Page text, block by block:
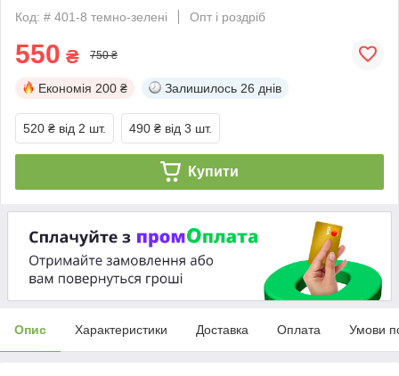
Код: # 401-8 темно-зелені
Опт і роздріб
550 ₴ 750 ₴
Економія 200 ₴ Залишилось 26 днів
520 ₴ від 2 шт. 490 ₴ від 3 шт.
Купити
Опис Характеристики Доставка Оплата Умови